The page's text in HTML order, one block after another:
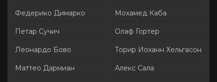
Федерико Димарко
Петар Сучич
Леонардо Бово
Маттео Дармиан
Мохамед Каба
Олаф Гортер
Торир Иоханн Хельгасон
Алекс Сала